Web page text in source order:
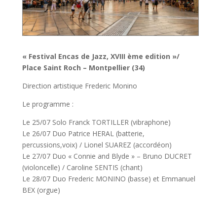
« Festival Encas de Jazz, XVIII ème edition »/
Place Saint Roch – Montpellier (34)
Direction artistique Frederic Monino
Le programme :
Le 25/07 Solo Franck TORTILLER (vibraphone)
Le 26/07 Duo Patrice HERAL (batterie,
percussions,voix) / Lionel SUAREZ (accordéon)
Le 27/07 Duo « Connie and Blyde » – Bruno DUCRET
(violoncelle) / Caroline SENTIS (chant)
Le 28/07 Duo Frederic MONINO (basse) et Emmanuel
BEX (orgue)